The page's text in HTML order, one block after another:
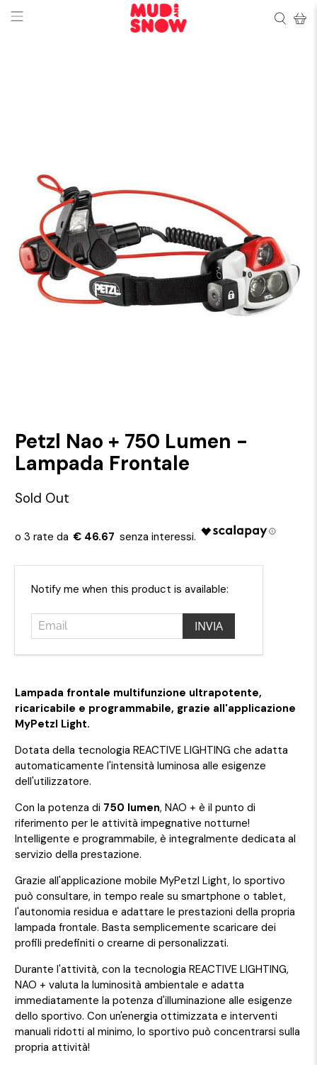
Petzl Nao + 750 Lumen -
Lampada Frontale
Sold Out
€ 46.67
Email
Notify me when this product is available:
Lampada frontale multifunzione ultrapotente,
ricaricabile e programmabile, grazie all'applicazione
MyPetzl Light.
Dotata della tecnologia REACTIVE LIGHTING che adatta
automaticamente l'intensità luminosa alle esigenze
dell'utilizzatore.
Con la potenza di 750 lumen, NAO + è il punto di
riferimento per le attività impegnative notturne!
Intelligente e programmabile, è integralmente dedicata al
servizio della prestazione.
Grazie all'applicazione mobile MyPetzl Light, lo sportivo
può consultare, in tempo reale su smartphone o tablet,
l'autonomia residua e adattare le prestazioni della propria
lampada frontale. Basta semplicemente scaricare dei
profili predefiniti o crearne di personalizzati.
Durante l'attività, con la tecnologia REACTIVE LIGHTING,
NAO + valuta la luminosità ambientale e adatta
immediatamente la potenza d'illuminazione alle esigenze
dello sportivo. Con un'energia ottimizzata e interventi
manuali ridotti al minimo, lo sportivo può concentrarsi sulla
propria attività!